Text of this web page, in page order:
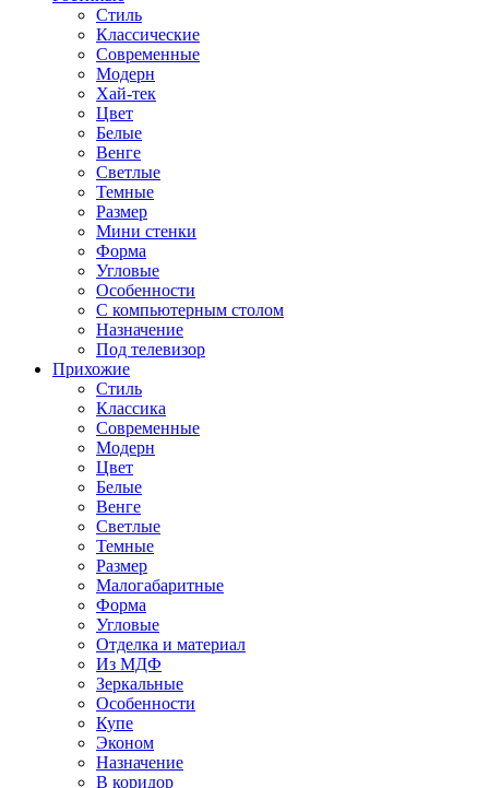
Стиль
Классические
Современные
Модерн
Хай-тек
Цвет
Белые
Венге
Светлые
Темные
Размер
Мини стенки
Форма
Угловые
Особенности
С компьютерным столом
Назначение
Под телевизор
Прихожие
Стиль
Классика
Современные
Модерн
Цвет
Белые
Венге
Светлые
Темные
Размер
Малогабаритные
Форма
Угловые
Отделка и материал
Из МДФ
Зеркальные
Особенности
Купе
Эконом
Назначение
В коридор